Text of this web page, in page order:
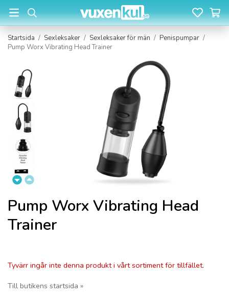
Startsida / Sexleksaker / Sexleksaker för män / Penispumpar /
Pump Worx Vibrating Head Trainer
Pump Worx Vibrating Head
Trainer
Tyvärr ingår inte denna produkt i vårt sortiment för tillfället.
Till butikens startsida »